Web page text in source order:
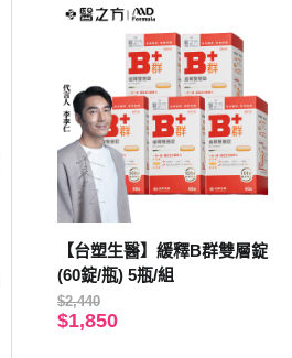
【台塑生醫】緩釋B群雙層錠
(60錠/瓶) 5瓶/組
$2,440
$1,850